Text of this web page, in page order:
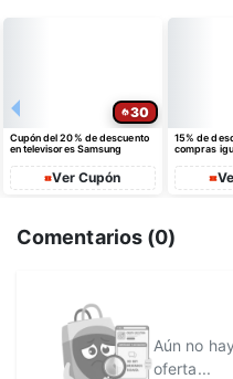
30
Cupón del 20% de descuento
en televisores Samsung
Ver Cupón
15% de
compras
de dto
Comentarios (0)
Aún no
oferta...